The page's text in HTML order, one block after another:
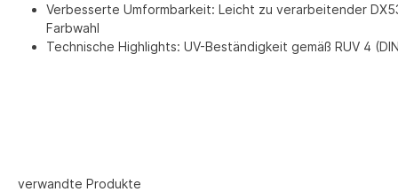
Verbesserte Umformbarkeit: Leicht zu verarbeitender
Farbwahl
Technische Highlights: UV-Beständigkeit gemäß RUV 4
verwandte Produkte